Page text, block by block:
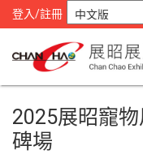
登入/註冊
2025展昭寵
碑場